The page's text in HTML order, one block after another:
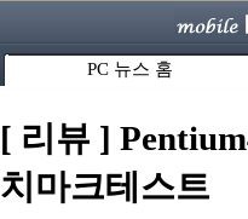
PC 뉴스 홈
[ 리뷰 ]
치마크테스트